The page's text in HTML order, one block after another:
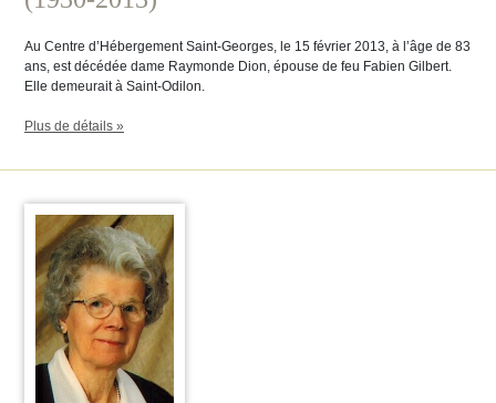
Au Centre d’Hébergement Saint-Georges, le 15 février 2013, à l’âge de 83
ans, est décédée dame Raymonde Dion, épouse de feu Fabien Gilbert.
Elle demeurait à Saint-Odilon.
Plus de détails »